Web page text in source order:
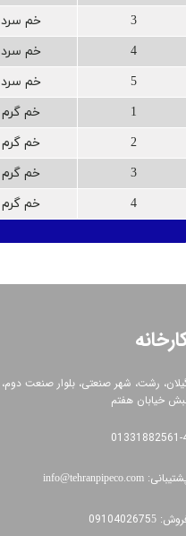
3
خم سرد
4
خم سرد
5
خم سرد
1
خم گرم
2
خم گرم
3
خم گرم
4
خم گرم
رشت، شهر صنعتی، بلوار صنعت دوم،
خیابان هفتم
01331882561​​​​​​​-
info@tehranpipeco.com​​​​​​​​​​​​​​
0910402675
5